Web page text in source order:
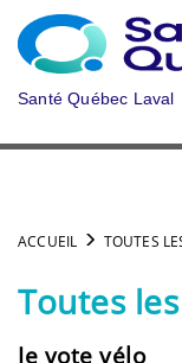
Aller au menu
Santé Québec Laval
ACCUEIL TOUTES
Toutes
Je vote vélo